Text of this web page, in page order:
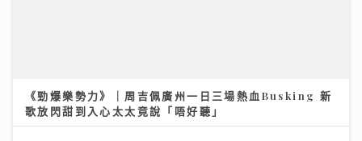
《勁爆樂勢力》｜周吉佩廣州一日三場熱血Busking 新
歌放閃甜到入心太太竟說「唔好聽」